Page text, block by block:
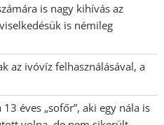
is nagy kihívás az
is némileg
az ivóvíz felhasználásával, a
éves „sofőr”, aki egy nála is